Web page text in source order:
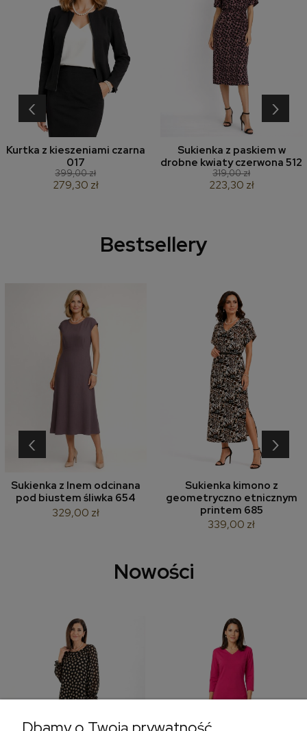
Kurtka z kieszeniami czarna
017
399,00 zł
279,30 zł
Sukienka z paskiem w
drobne kwiaty czerwona 512
319,00 zł
223,30 zł
‹ ›
Bestsellery
Sukienka z lnem odcinana
pod biustem śliwka 654
329,00 zł
Sukienka kimono z
geometryczno etnicznym
printem 685
339,00 zł
‹ ›
Nowości